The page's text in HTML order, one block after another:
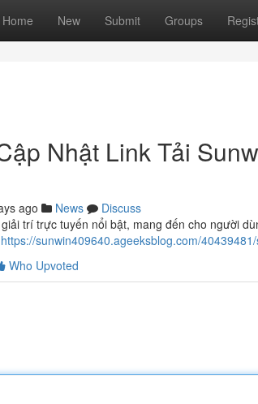
Home New Submit Groups
Nhật Link Tải
ago News
Discuss
trí trực tuyến nổi bật, mang đến cho người
https://sunwin409640.ageeksblog.com/
Who Upvoted